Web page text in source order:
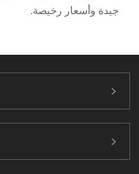
جيدة وأسعار رخيصة.